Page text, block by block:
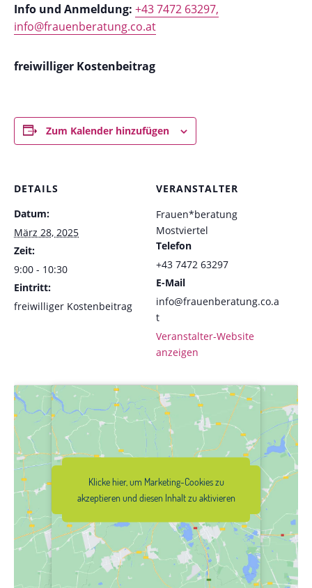
Info und Anmeldung: +43 7472 63297,
info@frauenberatung.co.at
freiwilliger Kostenbeitrag
Zum Kalender hinzufügen
DETAILS
Datum:
März 28, 2025
Zeit:
9:00 - 10:30
Eintritt:
freiwilliger Kostenbeitrag
VERANSTALTER
Frauen*beratung
Mostviertel
Telefon
+43 7472 63297
E-Mail
info@frauenberatung.co.a
t
Veranstalter-Website
anzeigen
akzeptieren und diesen Inhalt zu
aktivieren
Klicke hier, um Marketing-Cookies zu
akzeptieren und diesen Inhalt zu aktivieren